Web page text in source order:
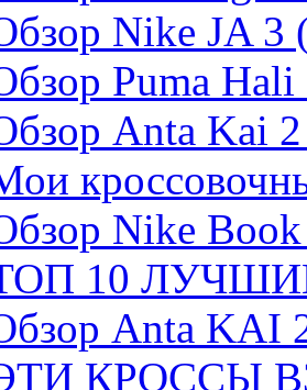
Nike JA 3
Puma Hali
Anta Kai 2
Nike
10
Anta KAI
КРОССЫ